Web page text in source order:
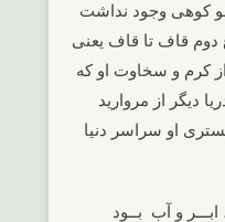
کوهی وجود نداشت
دوم قاف تا قاف یعنی
از کرم و سخاوت او که
دیگر از مروارید
او سراسر دنیا
، ابـــر و آب بــود